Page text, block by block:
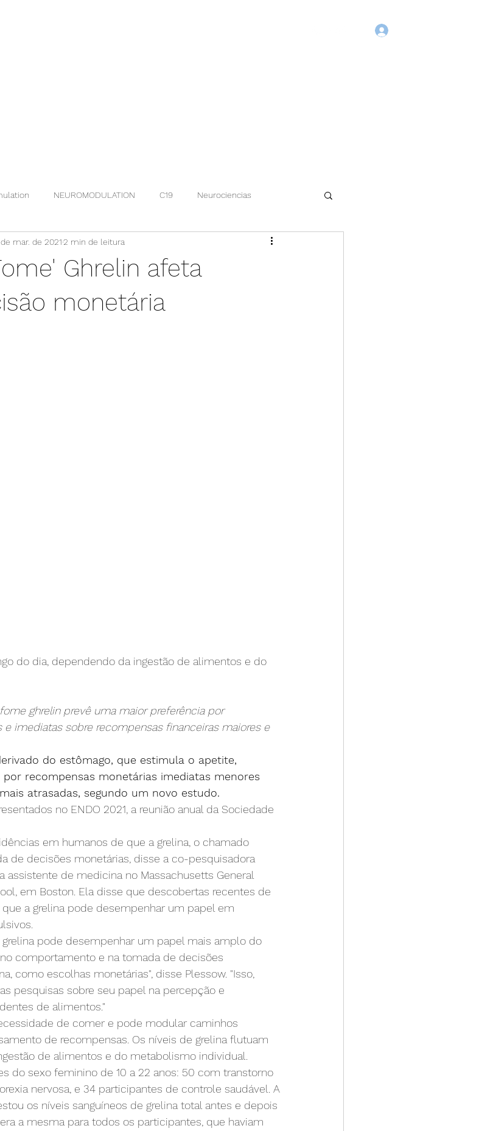
NEUROMODULATION C19 Neurociencias
Ghrelin afeta
monetária
mar. de 20212 min de leitura
do dia, dependendo da ingestão de alimentos e do
ghrelin prevê uma maior preferência por
imediatas sobre recompensas financeiras maiores e
do estômago, que estimula o apetite,
recompensas monetárias imediatas menores
atrasadas, segundo um novo estudo.
no ENDO 2021, a reunião anual da Sociedade
em humanos de que a grelina, o chamado
de decisões monetárias, disse a co-pesquisadora
assistente de medicina no Massachusetts General
em Boston. Ela disse que descobertas recentes de
a grelina pode desempenhar um papel em
pode desempenhar um papel mais amplo do
comportamento e na tomada de decisões
como escolhas monetárias", disse Plessow. "Isso,
pesquisas sobre seu papel na percepção e
de alimentos."
de comer e pode modular caminhos
de recompensas. Os níveis de grelina flutuam
de alimentos e do metabolismo individual.
do sexo feminino de 10 a 22 anos: 50 com transtorno
nervosa, e 34 participantes de controle saudável. A
os níveis sanguíneos de grelina total antes e depois
a mesma para todos os participantes, que haviam